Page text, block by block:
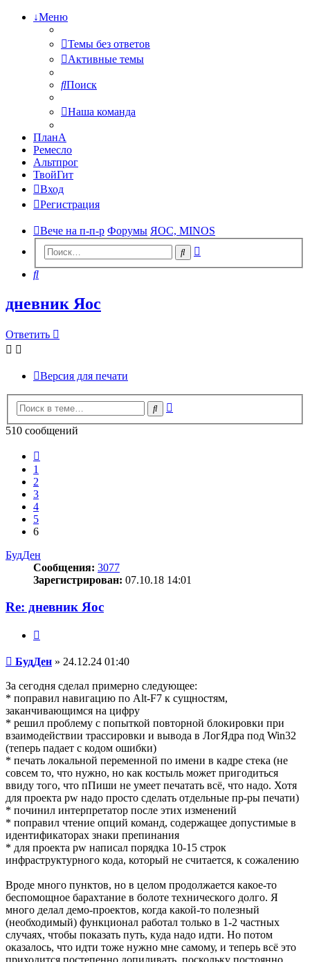
↓Меню
Темы без ответов
Активные темы
Поиск
Наша команда
ПланА
Ремесло
Альтпрог
ТвойГит
Вход
Регистрация
Вече на п-п-р Форумы ЯОС, MINOS
Поиск
Поиск
дневник Яос
Ответить
Версия для печати
Поиск
510 сообщений
1
2
3
4
5
6
БудДен
Сообщения: 3077
Зарегистрирован: 07.10.18 14:01
Re: дневник Яос
Сообщение
БудДен » 24.12.24 01:40
За сегодня сделал примерно следующее:
* поправил навигацию по Alt-F7 к сущностям,
заканчивающимся на цифру
* решил проблему с попыткой повторной блокировки при
взаимодействии трассировки и вывода в ЛогЯдра под Win32
(теперь падает с кодом ошибки)
* печать локальной переменной по имени в кадре стека (не
совсем то, что нужно, но как костыль может пригодиться
ввиду того, что пПиши не умеет печатать всё, что надо. Хотя
для проекта pw надо просто сделать отдельные пр-ры печати)
* починил интерпретатор после этих изменений
* поправил чтение опций команд, содержащее допустимые в
идентификаторах знаки препинания
* для проекта pw написал порядка 10-15 строк
инфраструктурного кода, который не считается, к сожалению
Вроде много пунктов, но в целом продолжается какое-то
беспомощное барахтание в болоте технического долго. Я
много делал демо-проектов, когда какой-то полезный
(необходимый) функционал работал только в 1-2 частных
случаях, чтобы показать путь, куда надо идти. Но потом
оказалось, что идти тоже нужно мне самому, и теперь всё это